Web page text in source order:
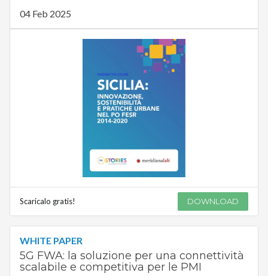
04 Feb 2025
Scaricalo gratis! DOWNLOAD
WHITE PAPER
5G FWA: la soluzione per una connettività
scalabile e competitiva per le PMI